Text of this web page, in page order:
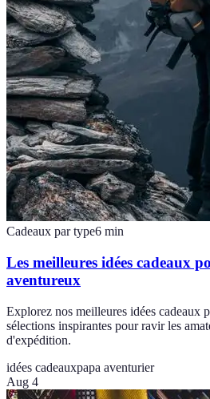
Cadeaux par type6 min
Les meilleures idées cadeaux
aventureux
Explorez nos meilleures idées cadeaux
sélections inspirantes pour ravir les
d'expédition.
idées cadeauxpapa aventurier
Aug 4